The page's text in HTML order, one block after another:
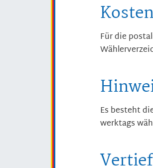
Für die
Es besteht
werktags